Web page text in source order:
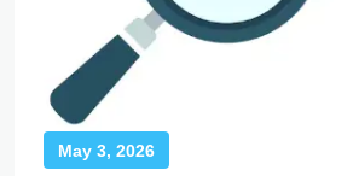
May 3, 2026